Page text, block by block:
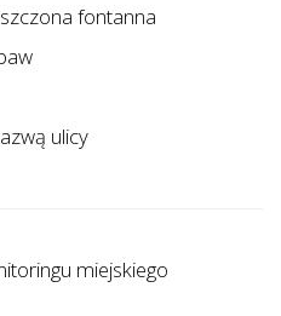
fontanna
ulicy
miejskiego